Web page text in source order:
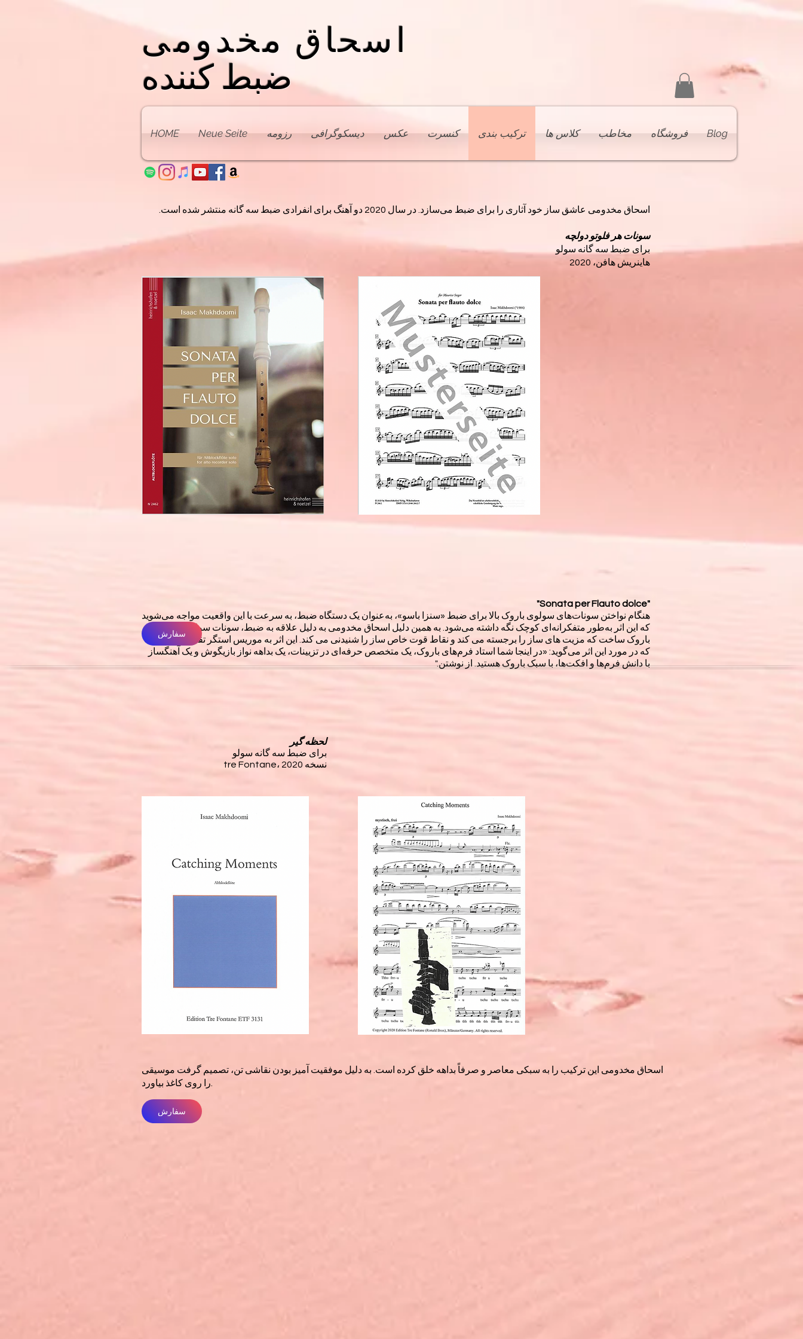
اسحاق مخدومی
ضبط کننده
HOME Neue Seite رزومه دیسکوگرافی عکس کنسرت ترکیب بندی کلاس ها مخاطب فروشگاه Blog
لحظه گیر
برای ضبط سه گانه سولو
نسخه tre Fontane، 2020
اسحاق مخدومی عاشق ساز خود آثاری را برای ضبط می‌سازد. در سال 2020 دو آهنگ برای انفرادی ضبط سه گانه منتشر شده است.
سونات هر فلوتو دولچه
برای ضبط سه گانه سولو
هاینریش هافن، 2020
"Sonata per Flauto dolce"
هنگام نواختن سونات‌های سولوی باروک بالا برای ضبط «سنزا باسو»، به‌عنوان یک دستگاه ضبط، به سرعت با این واقعیت مواجه می‌شوید
که این اثر به‌طور متفکرانه‌ای کوچک نگه داشته می‌شود. به همین دلیل اسحاق مخدومی به دلیل علاقه به ضبط، سونات سولو را به سبک
باروک ساخت که مزیت های ساز را برجسته می کند و نقاط قوت خاص ساز را شنیدنی می کند. این اثر به موریس استگر تقدیم شده است
که در مورد این اثر می‌گوید: «در اینجا شما استاد فرم‌های باروک، یک متخصص حرفه‌ای در تزیینات، یک بداهه نواز بازیگوش و یک آهنگساز
با دانش فرم‌ها و افکت‌ها، با سبک باروک هستید. از نوشتن."
سفارش
اسحاق مخدومی این ترکیب را به سبکی معاصر و صرفاً بداهه خلق کرده است. به دلیل موفقیت آمیز بودن نقاشی تن، تصمیم گرفت موسیقی
سفارش